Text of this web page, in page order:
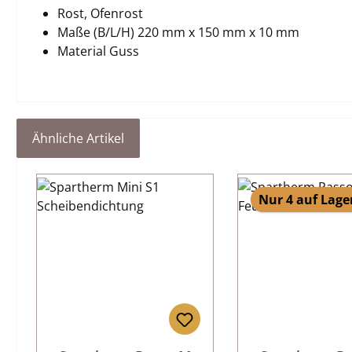
Rost, Ofenrost
Maße (B/L/H) 220 mm x 150 mm x 10 mm
Material Guss
Ähnliche Artikel
Produktgalerie überspringen
Nur 4 auf